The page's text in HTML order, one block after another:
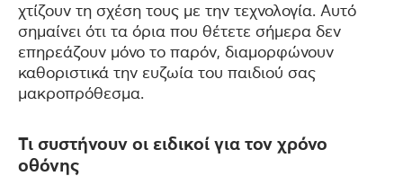
χτίζουν τη σχέση τους με την τεχνολογία. Αυτό
σημαίνει ότι τα όρια που θέτετε σήμερα δεν
επηρεάζουν μόνο το παρόν, διαμορφώνουν
καθοριστικά την ευζωία του παιδιού σας
μακροπρόθεσμα.
Τι συστήνουν οι ειδικοί για τον χρόνο
οθόνης